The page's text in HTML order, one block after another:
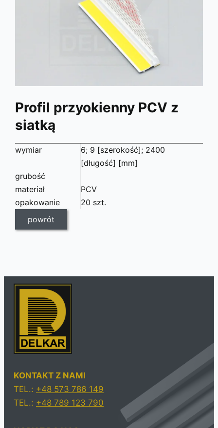
Profil przyokienny PCV z
siatką
wymiar
6; 9 [szerokość]; 2400
[długość] [mm]
grubość
materiał
PCV
opakowanie
20 szt.
powrót
KONTAKT Z NAMI
TEL.: +48 573 786 149
TEL.: +48 789 123 790